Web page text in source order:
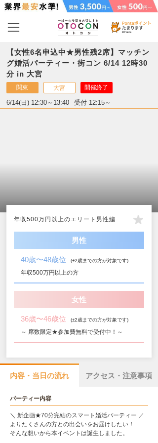
【女性6名申込中★男性残2席】マッチン
グ婚活パーティー・街コン 6/14 12時30
分 in 大宮
関東 大宮 開催終了
6/14(日) 12:30～13:40 受付 12:15～
年収500万円以上のエリート男性編
男性
40歳〜48歳位 (±2歳までの方が対象です)
年収500万円以上の方
女性
36歳〜46歳位 (±2歳までの方が対象です)
～ 席数限定★参加費無料で受付中！～
内容・当日の流れ アクセス・注意事項
パーティー内容
＼ 新企画★70分完結のスマート婚活パーティー ／
よりたくさんの方との出会いをお届けしたい！
そんな想いから本イベントは誕生しました。